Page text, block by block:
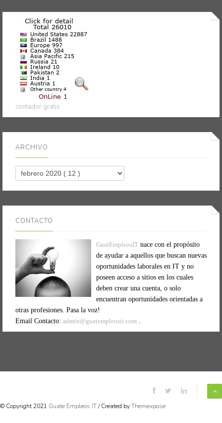
contador gratis
ARCHIVO
CONTACTO
GuatEmpleosIT nace con el propósito
de ayudar a aquellos que buscan nuevas
oportunidades laborales en IT y no
poseen acceso a sitios en los cuales
deben crear una cuenta, o solo
encuentran oportunidades orientadas a
otras profesiones. Pasa la voz!
Email Contacto: admin@guatempleosit.com .
© Copyright 2021 Guate Empleos IT/ Created byThemexpose